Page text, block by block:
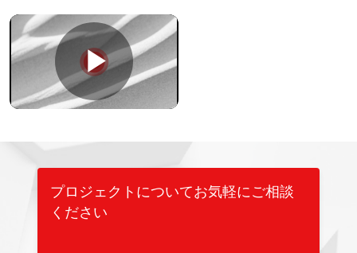
Play
Video
プロジェクトについてお気軽にご相談
ください